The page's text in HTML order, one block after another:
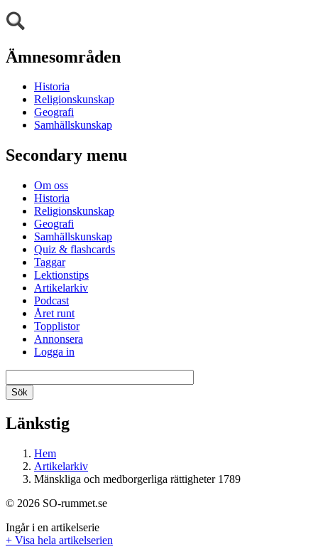
Ämnesområden
Historia
Religionskunskap
Geografi
Samhällskunskap
Secondary menu
Om oss
Historia
Religionskunskap
Geografi
Samhällskunskap
Quiz & flashcards
Taggar
Lektionstips
Artikelarkiv
Podcast
Året runt
Topplistor
Annonsera
Logga in
Länkstig
Hem
Artikelarkiv
Mänskliga och medborgerliga rättigheter 1789
© 2026 SO-rummet.se
Ingår i en artikelserie
+ Visa hela artikelserien